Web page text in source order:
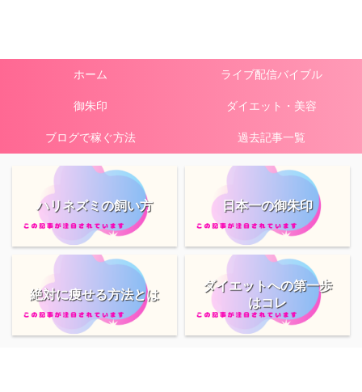
ホーム ライブ配信バイブル
御朱印 ダイエット・美容
ブログで稼ぐ方法 過去記事一覧
ハリネズミの飼い方 日本一の御朱印
絶対に痩せる方法とは
ダイエットへの第一歩
はコレ